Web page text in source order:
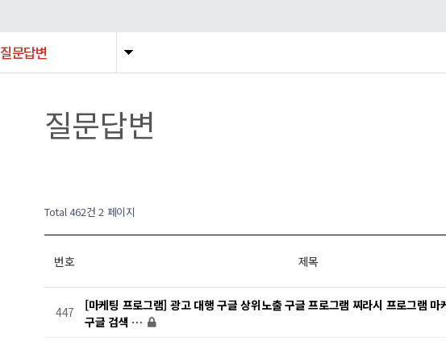
질문답변
질문답변
Total 462건 2 페이지
번호 제목
447
[마케팅 프로그램] 광고 대행 구글 상위노출 구글 프로그램 찌라시 프로그램 마
구글 검색 …